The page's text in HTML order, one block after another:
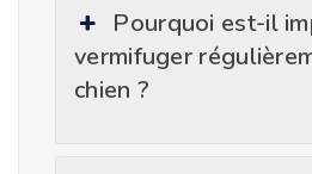
Pourquoi est-il
vermifuger
chien ?